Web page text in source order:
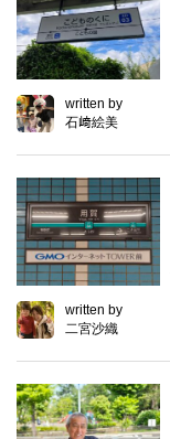
written by
石﨑絵美
written by
二宮沙織